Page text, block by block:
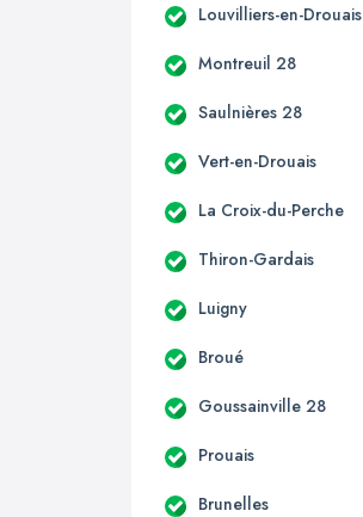
Louvilliers-en-Drouais
Montreuil 28
Saulnières 28
Vert-en-Drouais
La Croix-du-Perche
Thiron-Gardais
Luigny
Broué
Goussainville 28
Prouais
Brunelles